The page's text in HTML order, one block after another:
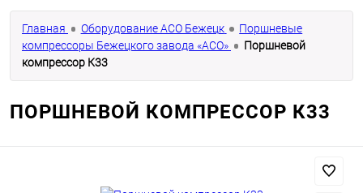
Главная Оборудование АСО Бежецк
Поршневые
компрессоры Бежецкого завода «АСО»
Поршневой
компрессор К33
ПОРШНЕВОЙ КОМПРЕССОР К33